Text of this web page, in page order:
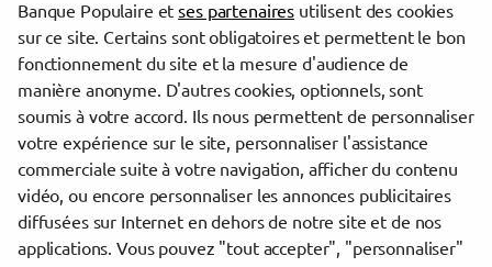
Frontignan
Lunel
Sète
Nîmes
Agde
Trouver une agence Banque Populaire
Hérault
Montpellier
Banque Populaire etses partenaires utilisent des cookies
sur ce site. Certains sont obligatoires et permettent le bon
fonctionnement du site et la mesure d'audience de
manière anonyme. D'autres cookies, optionnels, sont
soumis à votre accord. Ils nous permettent de personnaliser
votre expérience sur le site, personnaliser l'assistance
commerciale suite à votre navigation, afficher du contenu
vidéo, ou encore personnaliser les annonces publicitaires
diffusées sur Internet en dehors de notre site et de nos
applications. Vous pouvez "tout accepter", "personnaliser"